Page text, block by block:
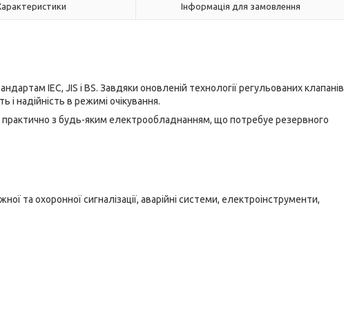
Інформація для замовлення
IEC, JIS і BS. Завдяки оновленій технології регульованих клапанів
і надійність в режимі очікування.
практично з будь-яким електрообладнанням, що потребуе резервного
та охоронної сигналізації, аварійні системи, електроінструменти,